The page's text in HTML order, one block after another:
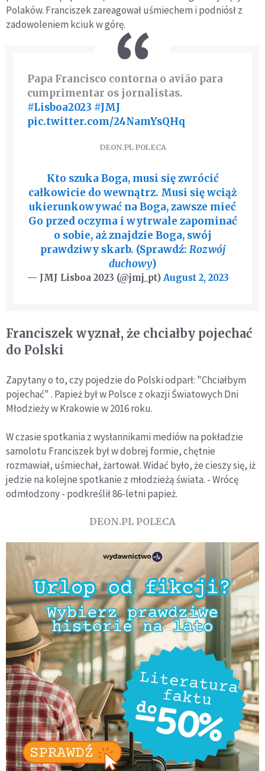
Polaków. Franciszek zareagował uśmiechem i podniósł z
zadowoleniem kciuk w górę.
Papa Francisco contorna o avião para
cumprimentar os jornalistas.
#Lisboa2023 #JMJ
pic.twitter.com/24NamYsQHq
DEON.PL POLECA
Kto szuka Boga, musi się zwrócić
całkowicie do wewnątrz. Musi się wciąż
ukierunkowywać na Boga, zawsze mieć
Go przed oczyma i wytrwale zapominać
o sobie, aż znajdzie Boga, swój
prawdziwy skarb. (Sprawdź: Rozwój
duchowy)
— JMJ Lisboa 2023 (@jmj_pt) August 2, 2023
Franciszek wyznał, że chciałby pojechać
do Polski
Zapytany o to, czy pojedzie do Polski odparł: "Chciałbym
pojechać" . Papież był w Polsce z okazji Światowych Dni
Młodzieży w Krakowie w 2016 roku.
W czasie spotkania z wysłannikami mediów na pokładzie
samolotu Franciszek był w dobrej formie, chętnie
rozmawiał, uśmiechał, żartował. Widać było, że cieszy się, iż
jedzie na kolejne spotkanie z młodzieżą świata. - Wrócę
odmłodzony - podkreślił 86-letni papież.
DEON.PL POLECA